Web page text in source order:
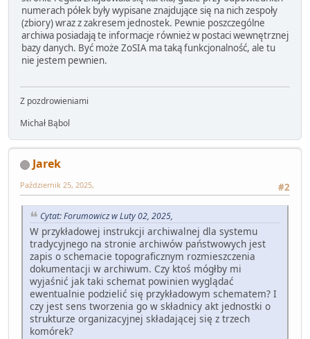
numerach półek były wypisane znajdujące się na nich zespoły
(zbiory) wraz z zakresem jednostek. Pewnie poszczególne
archiwa posiadają te informacje również w postaci wewnętrznej
bazy danych. Być może ZoSIA ma taką funkcjonalność, ale tu
nie jestem pewnien.
Z pozdrowieniami
Michał Bąbol
Jarek
#2
Październik 25, 2025,
Cytat: Forumowicz w Luty 02, 2025,
W przykładowej instrukcji archiwalnej dla systemu
tradycyjnego na stronie archiwów państwowych jest
zapis o schemacie topograficznym rozmieszczenia
dokumentacji w archiwum. Czy ktoś mógłby mi
wyjaśnić jak taki schemat powinien wyglądać
ewentualnie podzielić się przykładowym schematem? I
czy jest sens tworzenia go w składnicy akt jednostki o
strukturze organizacyjnej składającej się z trzech
komórek?